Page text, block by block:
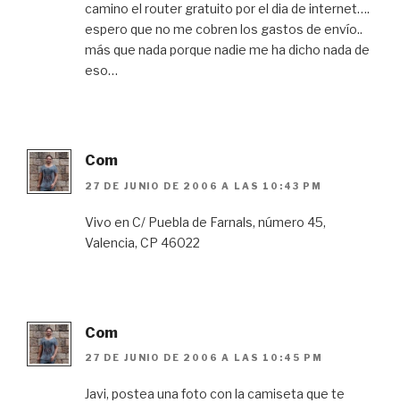
camino el router gratuito por el dia de internet….
espero que no me cobren los gastos de envío..
más que nada porque nadie me ha dicho nada de
eso…
Com
27 DE JUNIO DE 2006 A LAS 10:43 PM
Vivo en C/ Puebla de Farnals, número 45,
Valencia, CP 46022
Com
27 DE JUNIO DE 2006 A LAS 10:45 PM
Javi, postea una foto con la camiseta que te